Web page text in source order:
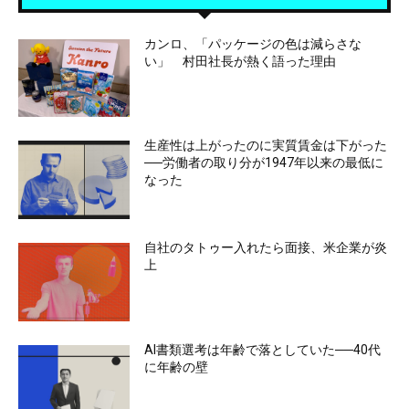
カンロ、「パッケージの色は減らさな
い」 村田社長が熱く語った理由
生産性は上がったのに実質賃金は下がった
──労働者の取り分が1947年以来の最低に
なった
自社のタトゥー入れたら面接、米企業が炎
上
AI書類選考は年齢で落としていた──40代
に年齢の壁